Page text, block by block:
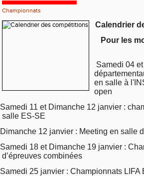
Championnats
Calendrier
Pour les
Samedi 04
en salle à
open
Samedi 11 et Dimanche 12 janvier :
salle ES-SE
Dimanche 12 janvier : Meeting en salle
Samedi 18 et Dimanche 19 janvier :
d’épreuves combinées
Samedi 25 janvier : Championnats LIFA